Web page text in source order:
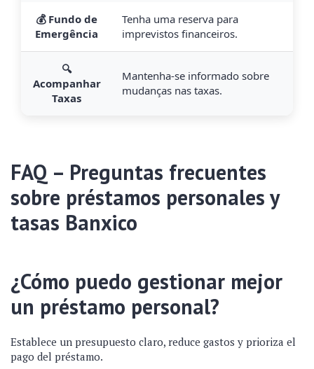
💰 Fundo de
Emergência
Tenha uma reserva para
imprevistos financeiros.
🔍
Acompanhar
Taxas
Mantenha-se informado sobre
mudanças nas taxas.
FAQ – Preguntas frecuentes
sobre préstamos personales y
tasas Banxico
¿Cómo puedo gestionar mejor
un préstamo personal?
Establece un presupuesto claro, reduce gastos y prioriza el
pago del préstamo.